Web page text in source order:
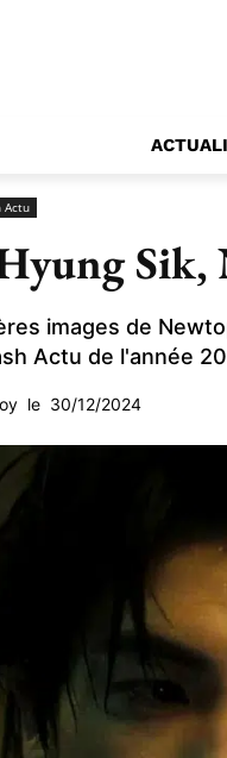
Actu
Sik,
images de
Actu de l'année
le 30/12/2024